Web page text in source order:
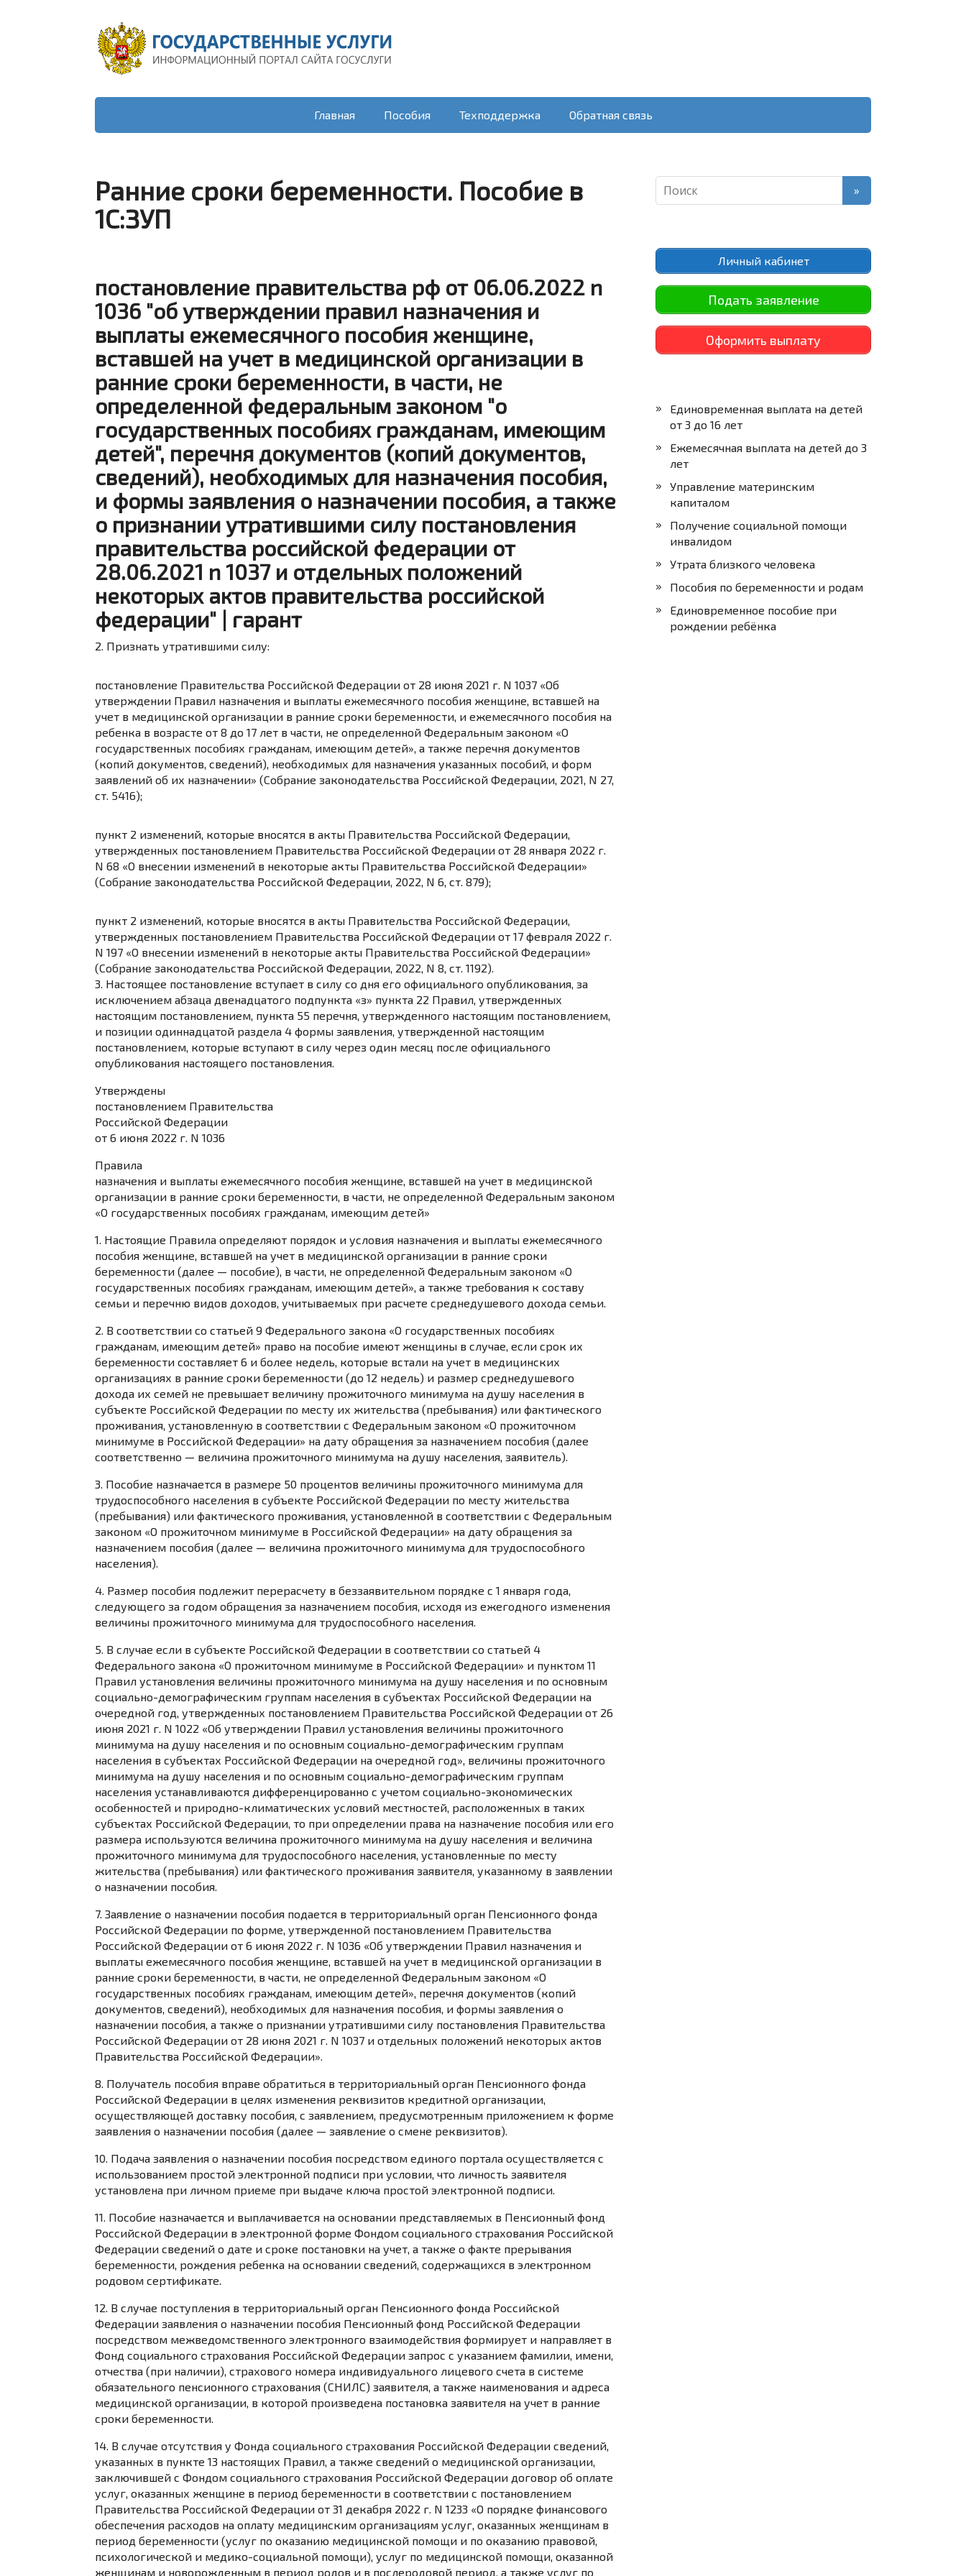
Главная Пособия Техподдержка Обратная связь
Ранние сроки беременности. Пособие в
1С:ЗУП
постановление правительства рф от 06.06.2022 n
1036 "об утверждении правил назначения и
выплаты ежемесячного пособия женщине,
вставшей на учет в медицинской организации в
ранние сроки беременности, в части, не
определенной федеральным законом "о
государственных пособиях гражданам, имеющим
детей", перечня документов (копий документов,
сведений), необходимых для назначения пособия,
и формы заявления о назначении пособия, а также
о признании утратившими силу постановления
правительства российской федерации от
28.06.2021 n 1037 и отдельных положений
некоторых актов правительства российской
федерации" | гарант
2. Признать утратившими силу:
постановление Правительства Российской Федерации от 28 июня 2021 г. N 1037 «Об
утверждении Правил назначения и выплаты ежемесячного пособия женщине, вставшей на
учет в медицинской организации в ранние сроки беременности, и ежемесячного пособия на
ребенка в возрасте от 8 до 17 лет в части, не определенной Федеральным законом «О
государственных пособиях гражданам, имеющим детей», а также перечня документов
(копий документов, сведений), необходимых для назначения указанных пособий, и форм
заявлений об их назначении» (Собрание законодательства Российской Федерации, 2021, N 27,
ст. 5416);
пункт 2 изменений, которые вносятся в акты Правительства Российской Федерации,
утвержденных постановлением Правительства Российской Федерации от 28 января 2022 г.
N 68 «О внесении изменений в некоторые акты Правительства Российской Федерации»
(Собрание законодательства Российской Федерации, 2022, N 6, ст. 879);
пункт 2 изменений, которые вносятся в акты Правительства Российской Федерации,
утвержденных постановлением Правительства Российской Федерации от 17 февраля 2022 г.
N 197 «О внесении изменений в некоторые акты Правительства Российской Федерации»
(Собрание законодательства Российской Федерации, 2022, N 8, ст. 1192).
3. Настоящее постановление вступает в силу со дня его официального опубликования, за
исключением абзаца двенадцатого подпункта «з» пункта 22 Правил, утвержденных
настоящим постановлением, пункта 55 перечня, утвержденного настоящим постановлением,
и позиции одиннадцатой раздела 4 формы заявления, утвержденной настоящим
постановлением, которые вступают в силу через один месяц после официального
опубликования настоящего постановления.
Утверждены
постановлением Правительства
Российской Федерации
от 6 июня 2022 г. N 1036
Правила
назначения и выплаты ежемесячного пособия женщине, вставшей на учет в медицинской
организации в ранние сроки беременности, в части, не определенной Федеральным законом
«О государственных пособиях гражданам, имеющим детей»
1. Настоящие Правила определяют порядок и условия назначения и выплаты ежемесячного
пособия женщине, вставшей на учет в медицинской организации в ранние сроки
беременности (далее — пособие), в части, не определенной Федеральным законом «О
государственных пособиях гражданам, имеющим детей», а также требования к составу
семьи и перечню видов доходов, учитываемых при расчете среднедушевого дохода семьи.
2. В соответствии со статьей 9 Федерального закона «О государственных пособиях
гражданам, имеющим детей» право на пособие имеют женщины в случае, если срок их
беременности составляет 6 и более недель, которые встали на учет в медицинских
организациях в ранние сроки беременности (до 12 недель) и размер среднедушевого
дохода их семей не превышает величину прожиточного минимума на душу населения в
субъекте Российской Федерации по месту их жительства (пребывания) или фактического
проживания, установленную в соответствии с Федеральным законом «О прожиточном
минимуме в Российской Федерации» на дату обращения за назначением пособия (далее
соответственно — величина прожиточного минимума на душу населения, заявитель).
3. Пособие назначается в размере 50 процентов величины прожиточного минимума для
трудоспособного населения в субъекте Российской Федерации по месту жительства
(пребывания) или фактического проживания, установленной в соответствии с Федеральным
законом «О прожиточном минимуме в Российской Федерации» на дату обращения за
назначением пособия (далее — величина прожиточного минимума для трудоспособного
населения).
4. Размер пособия подлежит перерасчету в беззаявительном порядке с 1 января года,
следующего за годом обращения за назначением пособия, исходя из ежегодного изменения
величины прожиточного минимума для трудоспособного населения.
5. В случае если в субъекте Российской Федерации в соответствии со статьей 4
Федерального закона «О прожиточном минимуме в Российской Федерации» и пунктом 11
Правил установления величины прожиточного минимума на душу населения и по основным
социально-демографическим группам населения в субъектах Российской Федерации на
очередной год, утвержденных постановлением Правительства Российской Федерации от 26
июня 2021 г. N 1022 «Об утверждении Правил установления величины прожиточного
минимума на душу населения и по основным социально-демографическим группам
населения в субъектах Российской Федерации на очередной год», величины прожиточного
минимума на душу населения и по основным социально-демографическим группам
населения устанавливаются дифференцированно с учетом социально-экономических
особенностей и природно-климатических условий местностей, расположенных в таких
субъектах Российской Федерации, то при определении права на назначение пособия или его
размера используются величина прожиточного минимума на душу населения и величина
прожиточного минимума для трудоспособного населения, установленные по месту
жительства (пребывания) или фактического проживания заявителя, указанному в заявлении
о назначении пособия.
7. Заявление о назначении пособия подается в территориальный орган Пенсионного фонда
Российской Федерации по форме, утвержденной постановлением Правительства
Российской Федерации от 6 июня 2022 г. N 1036 «Об утверждении Правил назначения и
выплаты ежемесячного пособия женщине, вставшей на учет в медицинской организации в
ранние сроки беременности, в части, не определенной Федеральным законом «О
государственных пособиях гражданам, имеющим детей», перечня документов (копий
документов, сведений), необходимых для назначения пособия, и формы заявления о
назначении пособия, а также о признании утратившими силу постановления Правительства
Российской Федерации от 28 июня 2021 г. N 1037 и отдельных положений некоторых актов
Правительства Российской Федерации».
8. Получатель пособия вправе обратиться в территориальный орган Пенсионного фонда
Российской Федерации в целях изменения реквизитов кредитной организации,
осуществляющей доставку пособия, с заявлением, предусмотренным приложением к форме
заявления о назначении пособия (далее — заявление о смене реквизитов).
10. Подача заявления о назначении пособия посредством единого портала осуществляется с
использованием простой электронной подписи при условии, что личность заявителя
установлена при личном приеме при выдаче ключа простой электронной подписи.
11. Пособие назначается и выплачивается на основании представляемых в Пенсионный фонд
Российской Федерации в электронной форме Фондом социального страхования Российской
Федерации сведений о дате и сроке постановки на учет, а также о факте прерывания
беременности, рождения ребенка на основании сведений, содержащихся в электронном
родовом сертификате.
12. В случае поступления в территориальный орган Пенсионного фонда Российской
Федерации заявления о назначении пособия Пенсионный фонд Российской Федерации
посредством межведомственного электронного взаимодействия формирует и направляет в
Фонд социального страхования Российской Федерации запрос с указанием фамилии, имени,
отчества (при наличии), страхового номера индивидуального лицевого счета в системе
обязательного пенсионного страхования (СНИЛС) заявителя, а также наименования и адреса
медицинской организации, в которой произведена постановка заявителя на учет в ранние
сроки беременности.
14. В случае отсутствия у Фонда социального страхования Российской Федерации сведений,
указанных в пункте 13 настоящих Правил, а также сведений о медицинской организации,
заключившей с Фондом социального страхования Российской Федерации договор об оплате
услуг, оказанных женщине в период беременности в соответствии с постановлением
Правительства Российской Федерации от 31 декабря 2022 г. N 1233 «О порядке финансового
обеспечения расходов на оплату медицинским организациям услуг, оказанных женщинам в
период беременности (услуг по оказанию медицинской помощи и по оказанию правовой,
психологической и медико-социальной помощи), услуг по медицинской помощи, оказанной
женщинам и новорожденным в период родов и в послеродовой период, а также услуг по
Личный кабинет
Подать заявление
Оформить выплату
Единовременная выплата на детей
от 3 до 16 лет
Ежемесячная выплата на детей до 3
лет
Управление материнским
капиталом
Получение социальной помощи
инвалидом
Утрата близкого человека
Пособия по беременности и родам
Единовременное пособие при
рождении ребёнка